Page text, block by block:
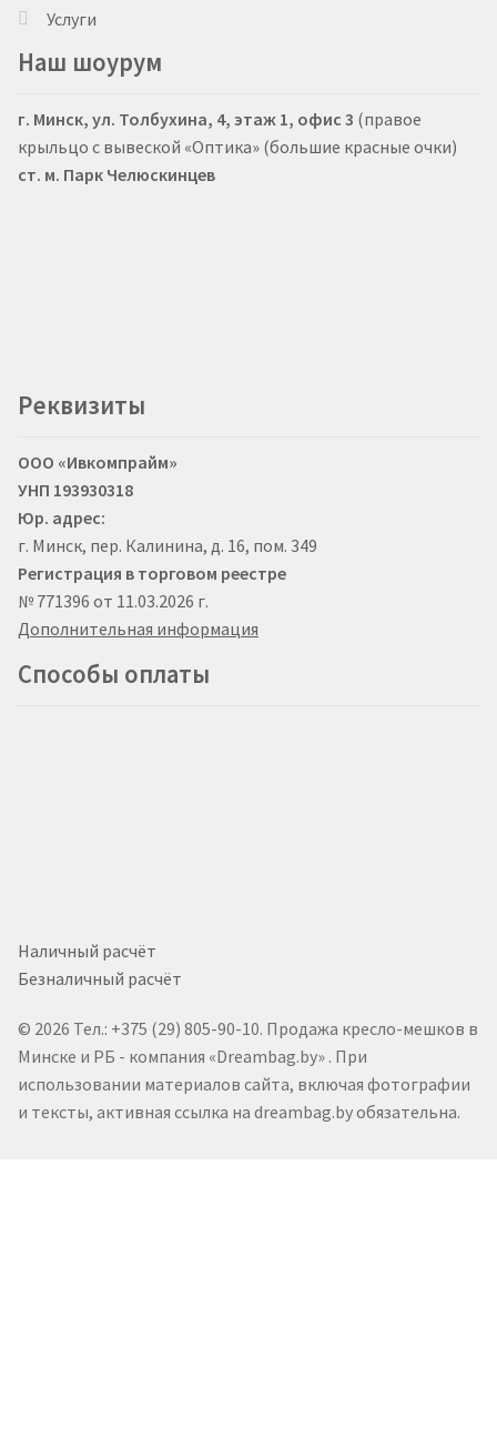
Услуги
Наш шоурум
г. Минск, ул. Толбухина, 4, этаж 1, офис 3 (правое
крыльцо с вывеской «Оптика» (большие красные очки)
ст. м. Парк Челюскинцев
Реквизиты
ООО «Ивкомпрайм»
УНП 193930318
Юр. адрес:
г. Минск, пер. Калинина, д. 16, пом. 349
Регистрация в торговом реестре
№ 771396 от 11.03.2026 г.
Дополнительная информация
Способы оплаты
Наличный расчёт
Безналичный расчёт
© 2026 Тел.: +375 (29) 805-90-10. Продажа кресло-мешков в
Минске и РБ - компания «Dreambag.by» . При
использовании материалов сайта, включая фотографии
и тексты, активная ссылка на dreambag.by обязательна.